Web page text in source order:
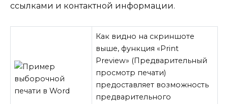
ссылками и контактной информации.
Как видно на скриншоте
выше, функция «Print
Preview» (Предварительный
просмотр печати)
предоставляет возможность
предварительного